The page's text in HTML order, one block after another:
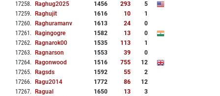
17258. Raghug2025 1456 293
5
17259. Raghujit 1616 10
1
17260. Raghuramanv 1613 24
0
17261 . Ragingogre 1582 13
0
17262. Ragnarok00 1535 113
1
17263. Ragnarson 1553 39
0
17264. Ragonwood 1516 755
12
17265. Ragsds 1592 55
2
17266. Ragu2014 1772 86
12
17267. Ragual 1650 13
3